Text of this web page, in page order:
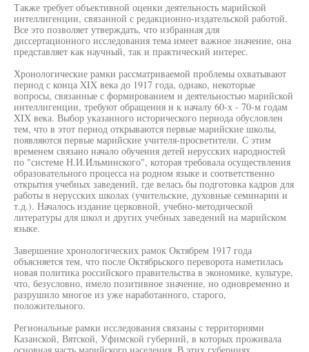
Также требует объективной оценки деятельность марийской
интеллигенции, связанной с редакционно-издательской работой.
Все это позволяет утверждать, что избранная для
диссертационного исследования тема имеет важное значение, она
представляет как научный, так и практический интерес.
Хронологические рамки рассматриваемой проблемы охватывают
период с конца XIX века до 1917 года, однако, некоторые
вопросы, связанные с формированием и деятельностью марийской
интеллигенции, требуют обращения и к началу 60-х - 70-м годам
XIX века. Выбор указанного исторического периода обусловлен
тем, что в этот период открываются первые марийские школы,
появляются первые марийские учителя-просветители. С этим
временем связано начало обучения детей нерусских народностей
по "системе Н.И.Ильминского", которая требовала осуществления
образовательного процесса на родном языке и соответственно
открытия учебных заведений, где велась бы подготовка кадров для
работы в нерусских школах (учительские, духовные семинарии и
т.д.). Началось издание церковной, учебно-методической
литературы для школ и других учебных заведений на марийском
языке.
Завершение хронологических рамок Октябрем 1917 года
объясняется тем, что после Октябрьского переворота наметилась
новая политика российского правительства в экономике, культуре,
что, безусловно, имело позитивное значение, но одновременно и
разрушило многое из уже наработанного, старого,
положительного.
Региональные рамки исследования связаны с территориями
Казанской, Вятской, Уфимской губерний, в которых проживала